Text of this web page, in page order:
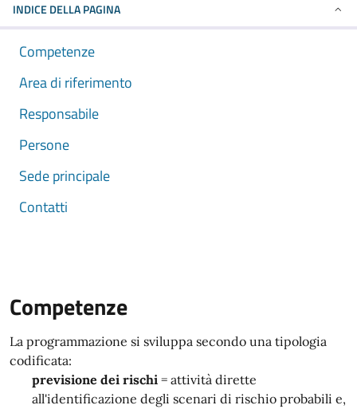
INDICE DELLA PAGINA
Competenze
Area di riferimento
Responsabile
Persone
Sede principale
Contatti
Competenze
La programmazione si sviluppa secondo una tipologia
codificata:
previsione dei rischi = attività dirette
all'identificazione degli scenari di rischio probabili e,